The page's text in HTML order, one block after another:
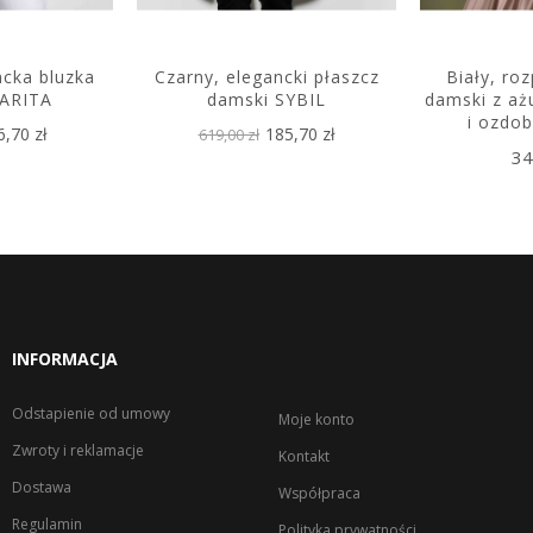
bluzka
zł
Czarny, elegancki płaszcz
damski SYBIL
619,00 zł 185,70 zł
Biały,
damski z
i
INFORMACJA
Odstapienie od umowy
Zwroty i reklamacje
Dostawa
Regulamin
Moje konto
Kontakt
Współpraca